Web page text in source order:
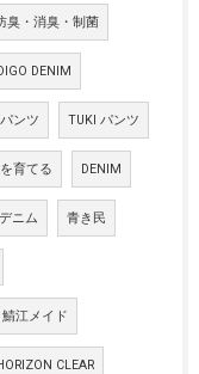
臭・消臭・制菌
DENIM
ンツ TUKI パンツ
育てる DENIM
ニム 青き民
鯖江メイド
CLEAR